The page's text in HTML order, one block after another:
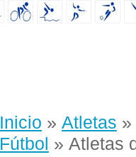
Inicio » Atletas »
Fútbol » Atletas